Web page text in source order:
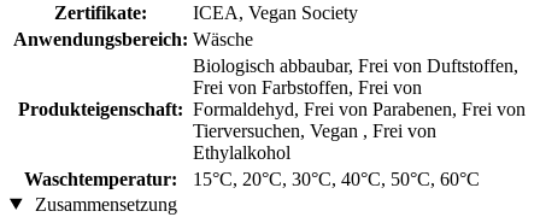
Zertifikate:
ICEA, Vegan Society
Anwendungsbereich: Wäsche
Produkteigenschaft:
Biologisch abbaubar, Frei von Duftstoffen,
Frei von Farbstoffen, Frei von
Formaldehyd, Frei von Parabenen, Frei von
Tierversuchen, Vegan , Frei von
Ethylalkohol
Waschtemperatur:
15°C, 20°C, 30°C, 40°C, 50°C, 60°C
Zusammensetzung